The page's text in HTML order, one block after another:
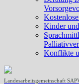
Kinder
Konflikte
Landesarbeitsgemeinschaft